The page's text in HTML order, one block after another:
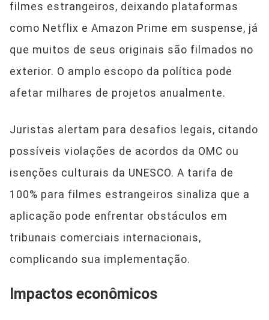
filmes estrangeiros, deixando plataformas
como Netflix e Amazon Prime em suspense, já
que muitos de seus originais são filmados no
exterior. O amplo escopo da política pode
afetar milhares de projetos anualmente.
Juristas alertam para desafios legais, citando
possíveis violações de acordos da OMC ou
isenções culturais da UNESCO. A tarifa de
100% para filmes estrangeiros sinaliza que a
aplicação pode enfrentar obstáculos em
tribunais comerciais internacionais,
complicando sua implementação.
Impactos econômicos